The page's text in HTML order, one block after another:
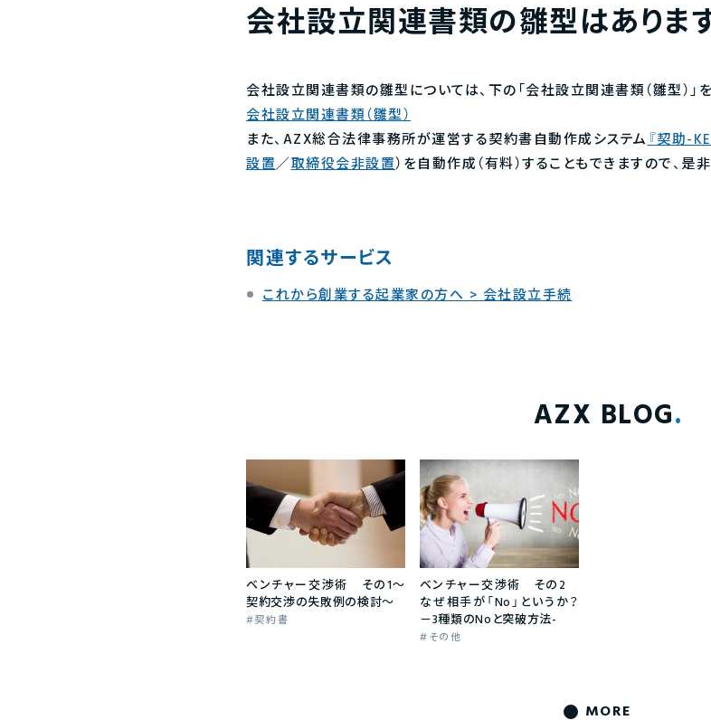
会社設立関連書類の雛型はありま
会社設立関連書類の雛型については、下の「会社設立関連書類（雛型）」を
会社設立関連書類（雛型）
また、AZX総合法律事務所が運営する契約書自動作成システム『契助-
設置／取締役会非設置）を自動作成（有料）することもできますので、是
関連するサービス
これから創業する起業家の方へ > 会社設立手続
AZX BLOG
ベンチャー交渉術 その1～
契約交渉の失敗例の検討～
契約書
ベンチャー交渉術 その2
なぜ相手が「No」というか？
－3種類のNoと突破方法-
その他
MORE